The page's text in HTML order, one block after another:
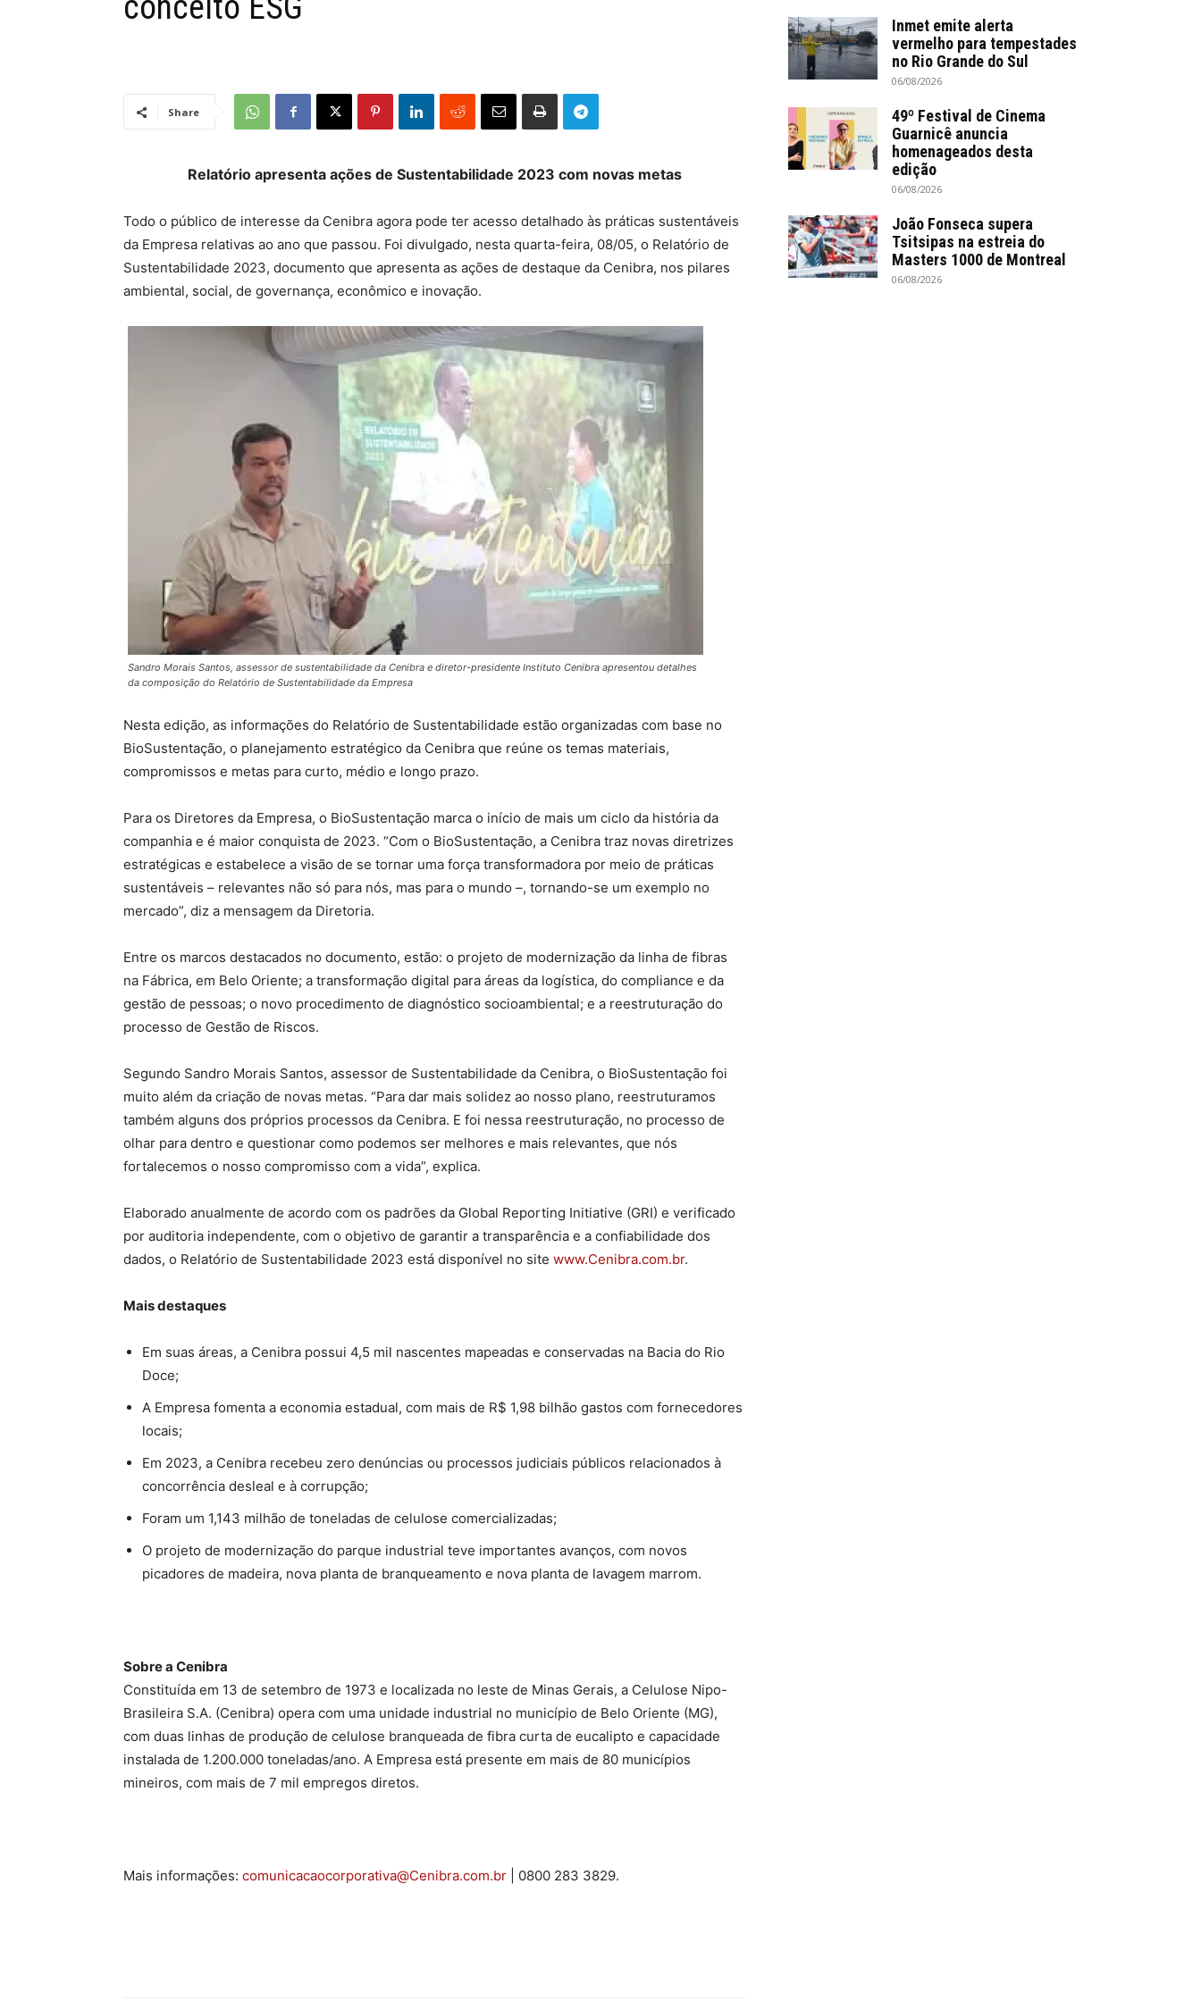
Share
Relatório apresenta ações de Sustentabilidade 2023 com novas metas
Todo o público de interesse da Cenibra agora pode ter acesso detalhado às práticas sustentáveis
da Empresa relativas ao ano que passou. Foi divulgado, nesta quarta-feira, 08/05, o Relatório de
Sustentabilidade 2023, documento que apresenta as ações de destaque da Cenibra, nos pilares
ambiental, social, de governança, econômico e inovação.
Sandro Morais Santos, assessor de sustentabilidade da Cenibra e diretor-presidente Instituto Cenibra apresentou detalhes
da composição do Relatório de Sustentabilidade da Empresa
Nesta edição, as informações do Relatório de Sustentabilidade estão organizadas com base no
BioSustentação, o planejamento estratégico da Cenibra que reúne os temas materiais,
compromissos e metas para curto, médio e longo prazo.
Para os Diretores da Empresa, o BioSustentação marca o início de mais um ciclo da história da
companhia e é maior conquista de 2023. “Com o BioSustentação, a Cenibra traz novas diretrizes
estratégicas e estabelece a visão de se tornar uma força transformadora por meio de práticas
sustentáveis – relevantes não só para nós, mas para o mundo –, tornando-se um exemplo no
mercado”, diz a mensagem da Diretoria.
Entre os marcos destacados no documento, estão: o projeto de modernização da linha de fibras
na Fábrica, em Belo Oriente; a transformação digital para áreas da logística, do compliance e da
gestão de pessoas; o novo procedimento de diagnóstico socioambiental; e a reestruturação do
processo de Gestão de Riscos.
Segundo Sandro Morais Santos, assessor de Sustentabilidade da Cenibra, o BioSustentação foi
muito além da criação de novas metas. “Para dar mais solidez ao nosso plano, reestruturamos
também alguns dos próprios processos da Cenibra. E foi nessa reestruturação, no processo de
olhar para dentro e questionar como podemos ser melhores e mais relevantes, que nós
fortalecemos o nosso compromisso com a vida”, explica.
Elaborado anualmente de acordo com os padrões da Global Reporting Initiative (GRI) e verificado
por auditoria independente, com o objetivo de garantir a transparência e a confiabilidade dos
dados, o Relatório de Sustentabilidade 2023 está disponível no site www.Cenibra.com.br.
Mais destaques
Em suas áreas, a Cenibra possui 4,5 mil nascentes mapeadas e conservadas na Bacia do Rio
Doce;
A Empresa fomenta a economia estadual, com mais de R$ 1,98 bilhão gastos com fornecedores
locais;
Em 2023, a Cenibra recebeu zero denúncias ou processos judiciais públicos relacionados à
concorrência desleal e à corrupção;
Foram um 1,143 milhão de toneladas de celulose comercializadas;
O projeto de modernização do parque industrial teve importantes avanços, com novos
picadores de madeira, nova planta de branqueamento e nova planta de lavagem marrom.
Sobre a Cenibra
Constituída em 13 de setembro de 1973 e localizada no leste de Minas Gerais, a Celulose Nipo-
Brasileira S.A. (Cenibra) opera com uma unidade industrial no município de Belo Oriente (MG),
com duas linhas de produção de celulose branqueada de fibra curta de eucalipto e capacidade
instalada de 1.200.000 toneladas/ano. A Empresa está presente em mais de 80 municípios
mineiros, com mais de 7 mil empregos diretos.
Mais informações: comunicacaocorporativa@Cenibra.com.br | 0800 283 3829.
Inmet emite alerta
vermelho para tempestades
no Rio Grande do Sul
06/08/2026
49º Festival de Cinema
Guarnicê anuncia
homenageados desta
edição
06/08/2026
João Fonseca supera
Tsitsipas na estreia do
Masters 1000 de Montreal
06/08/2026